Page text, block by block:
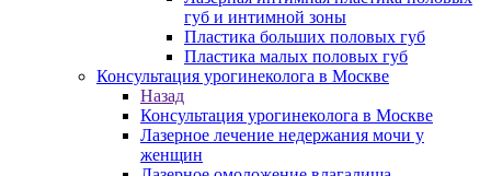
губ и интимной зоны
Пластика больших половых губ
Пластика малых половых губ
Консультация урогинеколога в Москве
Назад
Консультация урогинеколога в Москве
Лазерное лечение недержания мочи у
женщин